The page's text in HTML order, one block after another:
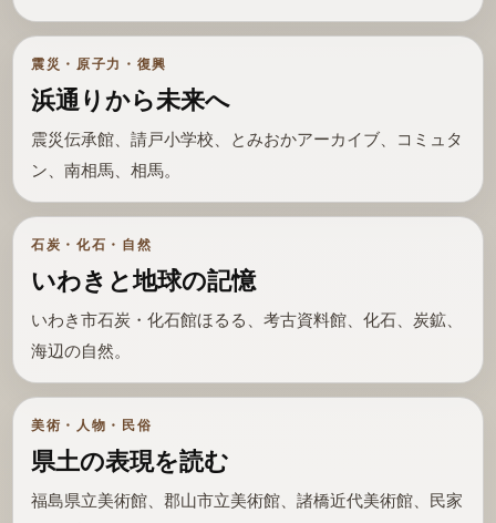
震災・原子力・復興
浜通りから未来へ
震災伝承館、請戸小学校、とみおかアーカイブ、コミュタ
ン、南相馬、相馬。
石炭・化石・自然
いわきと地球の記憶
いわき市石炭・化石館ほるる、考古資料館、化石、炭鉱、
海辺の自然。
美術・人物・民俗
県土の表現を読む
福島県立美術館、郡山市立美術館、諸橋近代美術館、民家